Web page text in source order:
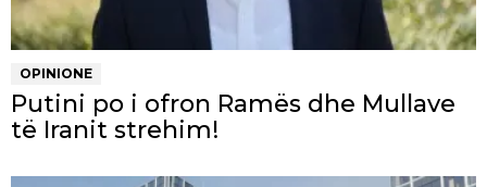
OPINIONE
Putini po i ofron Ramës dhe Mullave
të Iranit strehim!